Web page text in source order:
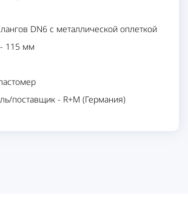
DN6 с металлической оплеткой
- 115 мм
поставщик - R+M (Германия)